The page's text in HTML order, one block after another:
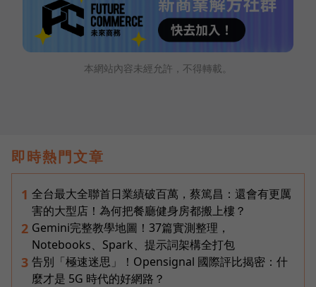
本網站內容未經允許，不得轉載。
即時熱門文章
1 全台最大全聯首日業績破百萬，蔡篤昌：還會有更厲
害的大型店！為何把餐廳健身房都搬上樓？
2 Gemini完整教學地圖！37篇實測整理，
Notebooks、Spark、提示詞架構全打包
3 告別「極速迷思」！Opensignal 國際評比揭密：什
麼才是 5G 時代的好網路？